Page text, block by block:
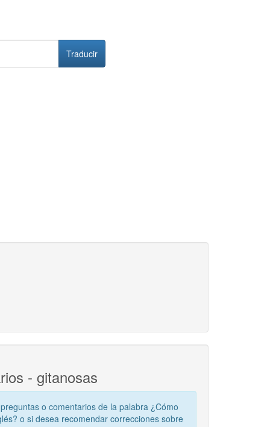
Traducir
- gitanosas
o comentarios de la palabra ¿Cómo
o si desea recomendar correcciones sobre